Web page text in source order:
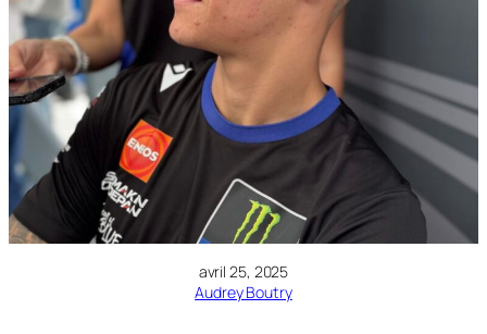
avril 25, 2025
Audrey Boutry